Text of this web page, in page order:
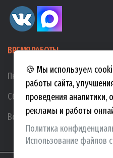
ВРЕМЯ РАБОТЫ
Пн-Пт: 10:00-19:00
Сб:
10:00-17:00
Вс:
10:00-15:00
🍪 Мы используем
работы сайта,
проведения аналитики,
рекламы и работы
Политика
Использование файлов